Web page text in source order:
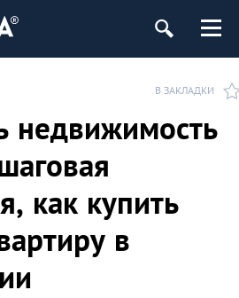
В ЗАКЛАДКИ
недвижимость
как купить
в